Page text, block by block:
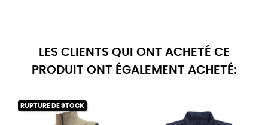
LES CLIENTS QUI ONT ACHETÉ CE
PRODUIT ONT ÉGALEMENT ACHETÉ:
RUPTURE DE STOCK